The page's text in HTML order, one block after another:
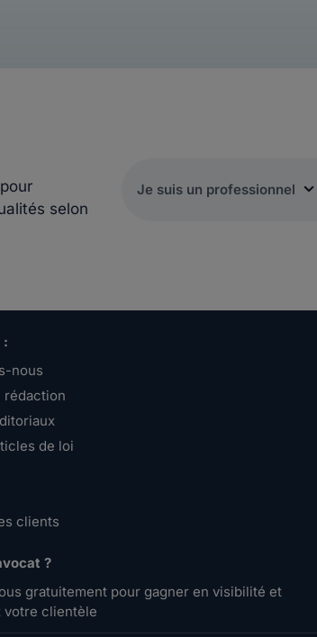
selon
:
nous
rédaction
de loi
clients
?
gratuitement pour gagner en visibilité et
votre clientèle